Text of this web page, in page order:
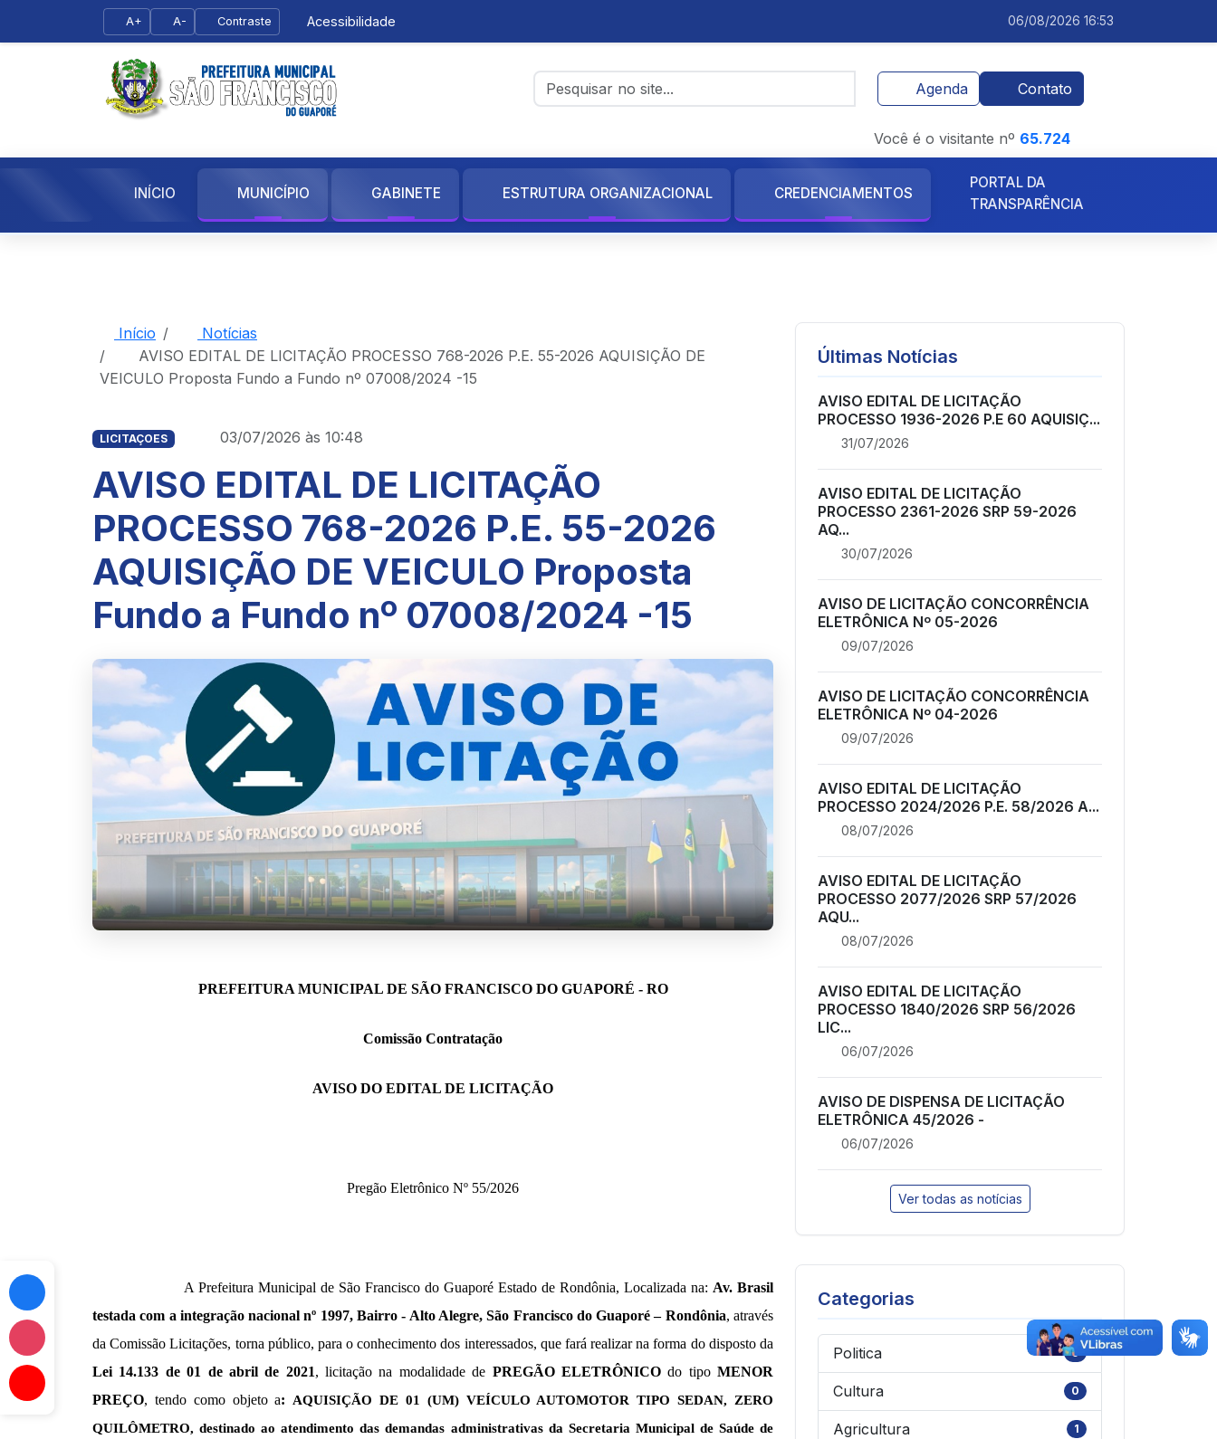
A+ A- Contraste Acessibilidade 06/08/2026 16:53
Agenda Contato
Você é o visitante nº 65.724
INÍCIO MUNICÍPIO GABINETE ESTRUTURA ORGANIZACIONAL CREDENCIAMENTOS
PORTAL DA
TRANSPARÊNCIA
Início
Notícias
AVISO EDITAL DE LICITAÇÃO PROCESSO 768-2026 P.E. 55-2026 AQUISIÇÃO DE
VEICULO Proposta Fundo a Fundo nº 07008/2024 -15
LICITAÇOES 03/07/2026 às 10:48
AVISO EDITAL DE LICITAÇÃO
PROCESSO 768-2026 P.E. 55-2026
AQUISIÇÃO DE VEICULO Proposta
Fundo a Fundo nº 07008/2024 -15
PREFEITURA MUNICIPAL DE SÃO FRANCISCO DO GUAPORÉ - RO
Comissão Contratação
AVISO DO EDITAL DE LICITAÇÃO
Pregão Eletrônico Nº 55/2026
A Prefeitura Municipal de São Francisco do Guaporé Estado de Rondônia, Localizada na: Av. Brasil
testada com a integração nacional nº 1997, Bairro - Alto Alegre, São Francisco do Guaporé – Rondônia, através
da Comissão Licitações, torna público, para o conhecimento dos interessados, que fará realizar na forma do disposto da
Lei 14.133 de 01 de abril de 2021, licitação na modalidade de PREGÃO ELETRÔNICOdo tipo MENOR
PREÇO, tendo como objeto a: AQUISIÇÃO DE 01 (UM) VEÍCULO AUTOMOTOR TIPO SEDAN, ZERO
QUILÔMETRO, destinado ao atendimento das demandas administrativas da Secretaria Municipal de Saúde de
Últimas Notícias
AVISO EDITAL DE LICITAÇÃO
PROCESSO 1936-2026 P.E 60 AQUISIÇ...
31/07/2026
AVISO EDITAL DE LICITAÇÃO
PROCESSO 2361-2026 SRP 59-2026
AQ...
30/07/2026
AVISO DE LICITAÇÃO CONCORRÊNCIA
ELETRÔNICA Nº 05-2026
09/07/2026
AVISO DE LICITAÇÃO CONCORRÊNCIA
ELETRÔNICA Nº 04-2026
09/07/2026
AVISO EDITAL DE LICITAÇÃO
PROCESSO 2024/2026 P.E. 58/2026 A...
08/07/2026
AVISO EDITAL DE LICITAÇÃO
PROCESSO 2077/2026 SRP 57/2026
AQU...
08/07/2026
AVISO EDITAL DE LICITAÇÃO
PROCESSO 1840/2026 SRP 56/2026
LIC...
06/07/2026
AVISO DE DISPENSA DE LICITAÇÃO
ELETRÔNICA 45/2026 -
06/07/2026
Ver todas as notícias
Categorias
Politica 0
Cultura 0
Agricultura 1